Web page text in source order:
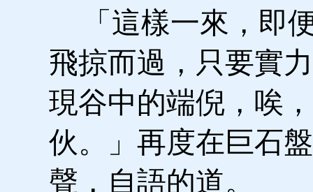
「這樣一來，即
飛掠而過，只要實
現谷中的端倪，唉
伙。」再度在巨石
聲，自語的道。